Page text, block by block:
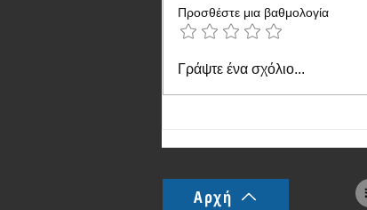
Η Xiaomi λάνσαρε την κινέζικη
Προσθέστε μια βαθμολογία
Γράψτε ένα σχόλιο...
Αρχή